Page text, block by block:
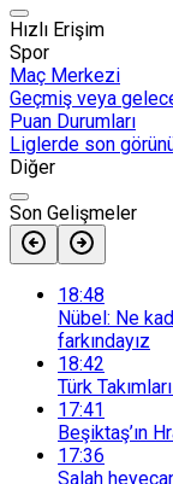
Hızlı Erişim
Spor
Maç Merkezi
Geçmiş veya
Puan Durumları
Liglerde son
Diğer
Son Gelişmeler
18:48
Nübel: Ne
farkındayız
18:42
Türk
17:41
Beşiktaş’ın
17:36
Salah